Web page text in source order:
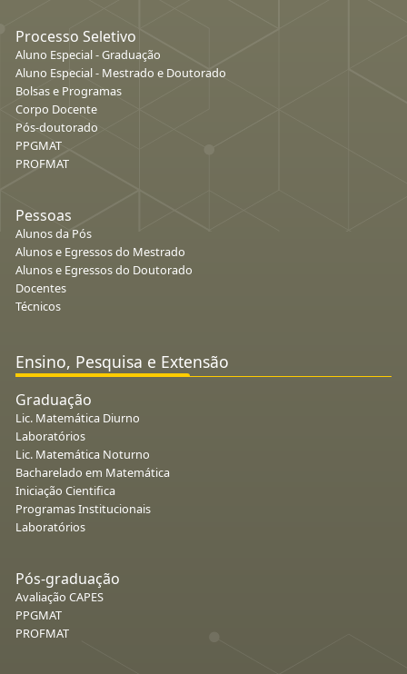
Processo Seletivo
Aluno Especial - Graduação
Aluno Especial - Mestrado e Doutorado
Bolsas e Programas
Corpo Docente
Pós-doutorado
PPGMAT
PROFMAT
Pessoas
Alunos da Pós
Alunos e Egressos do Mestrado
Alunos e Egressos do Doutorado
Docentes
Técnicos
Ensino, Pesquisa e Extensão
Graduação
Lic. Matemática Diurno
Laboratórios
Lic. Matemática Noturno
Bacharelado em Matemática
Iniciação Cientifica
Programas Institucionais
Laboratórios
Pós-graduação
Avaliação CAPES
PPGMAT
PROFMAT